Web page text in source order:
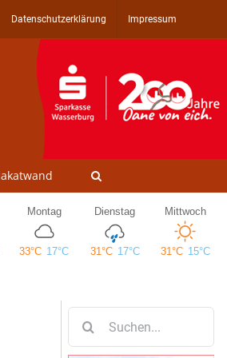
Datenschutzerklärung Impressum
nach: